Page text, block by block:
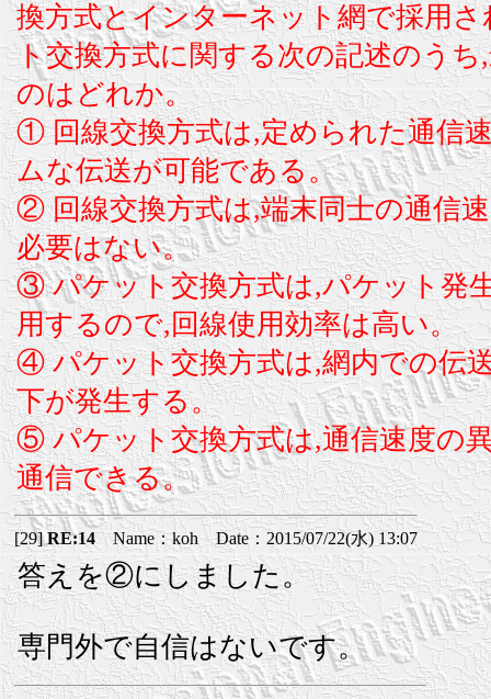
換方式とインターネット網で採用
ト交換方式に関する次の記述のう
のはどれか。
① 回線交換方式は,定められた通信
ムな伝送が可能である。
② 回線交換方式は,端末同士の通信
必要はない。
③ パケット交換方式は,パケット発
用するので,回線使用効率は高い。
④ パケット交換方式は,網内での伝
下が発生する。
⑤ パケット交換方式は,通信速度の
通信できる。
[29]RE:14Name：koh Date：2015/07/22(水) 13:07
答えを②にしました。
専門外で自信はないです。